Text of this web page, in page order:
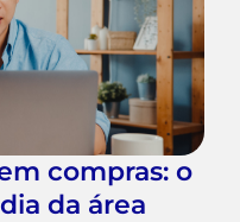
compras: o
da área